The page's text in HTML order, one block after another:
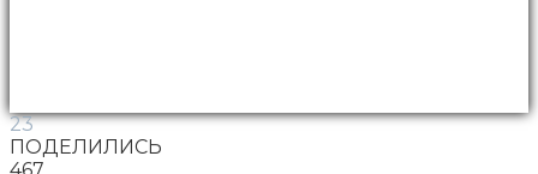
23
ПОДЕЛИЛИСЬ